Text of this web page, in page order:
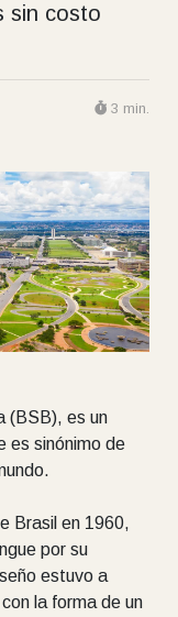
sin costo
3 min.
(BSB), es un
es sinónimo de
Brasil en 1960,
por su
estuvo a
la forma de un